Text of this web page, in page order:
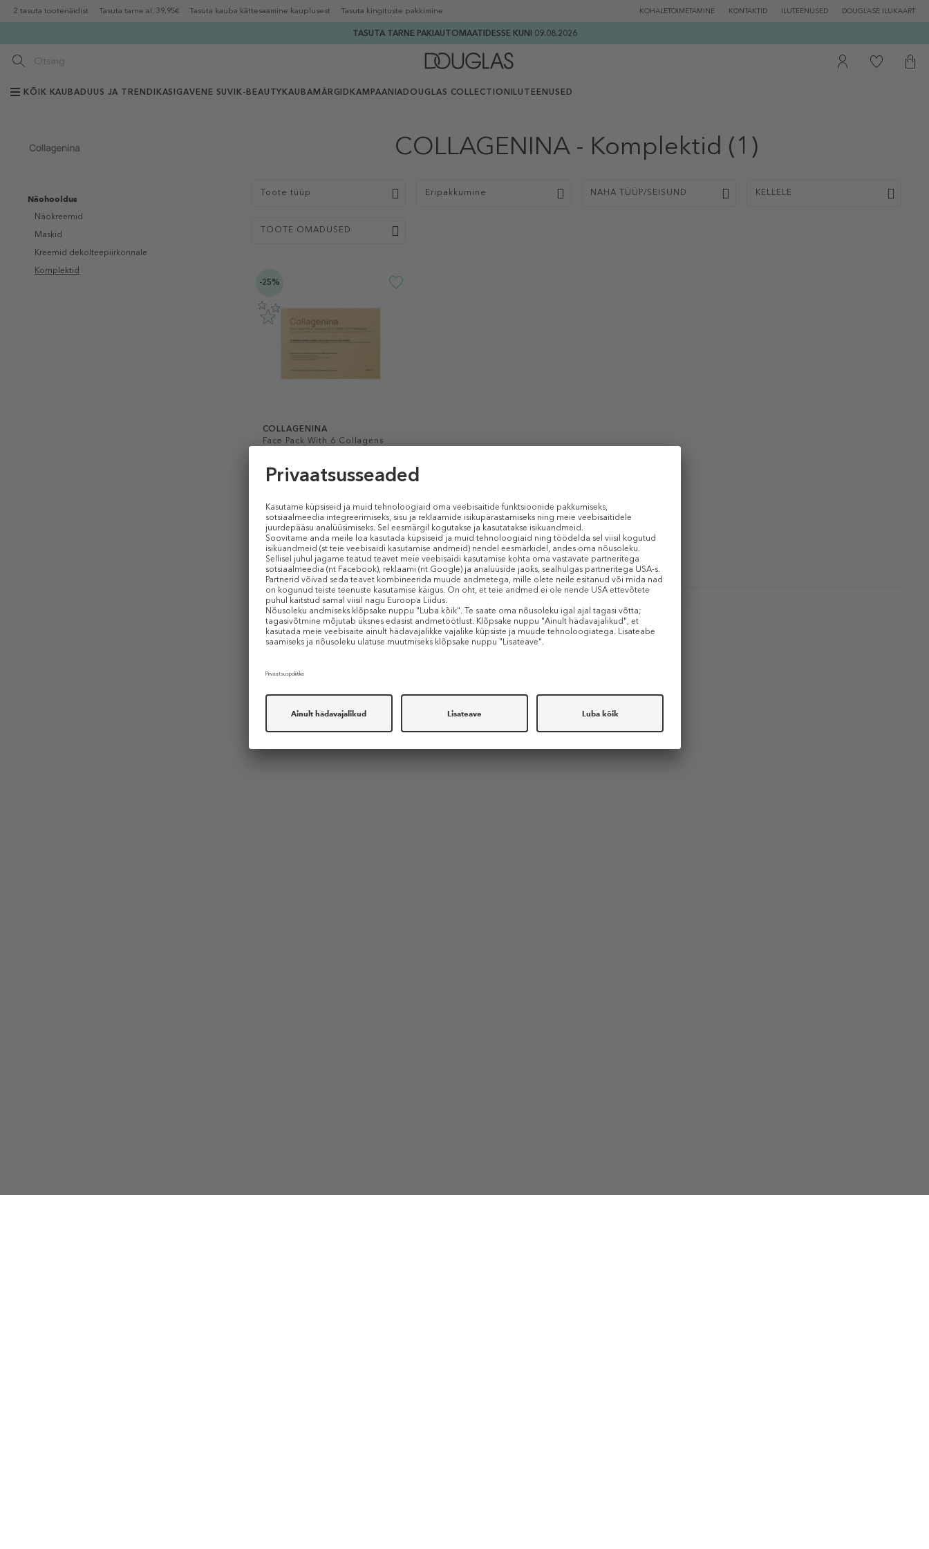
2 tasuta tootenäidist Tasuta tarne al. 39,95€ Tasuta kauba kättesaamine kauplusest Tasuta kingituste pakkimine KOHALETOIMETAMINE KONTAKTID ILUTEENUSED DOUGLASE ILUKAART
TASUTA TARNE PAKIAUTOMAATIDESSE KUNI 09.08.2026
KÕIK KAUBADUUS JA TRENDIKAS IGAVENE SUVI K-BEAUTY KAUBAMÄRGID KAMPAANIADOUGLAS COLLECTION ILUTEENUSED
Näohooldus
Näokreemid
Maskid
Kreemid dekolteepiirkonnale
Komplektid
COLLAGENINA - Komplektid (1)
Toote tüüp Eripakkumine NAHA TÜÜP/SEISUND KELLELE
TOOTE OMADUSED
-25%
COLLAGENINA
Face Pack With 6 Collagens
Komplekt
1 tk
KINGITUS